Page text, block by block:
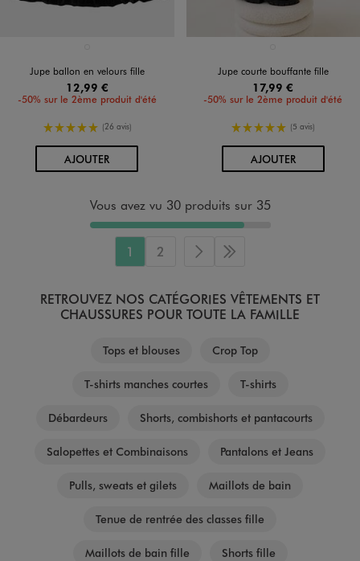
Jupe ballon en velours fille
12,99 €
-50% sur le 2ème produit d'été
5/5 de moyenne
(26 avis)
AJOUTERAU PANIER
Jupe courte bouffante fille
17,99 €
-50% sur le 2ème produit d'été
5/5 de moyenne
(5 avis)
AJOUTERAU PANIER
Vous avez vu 30 produits sur 35
1 2 Page suivante
Dernière page
RETROUVEZ NOS CATÉGORIES VÊTEMENTS ET
CHAUSSURES POUR TOUTE LA FAMILLE
Tops et blouses Crop Top
T-shirts manches courtes T-shirts
Débardeurs Shorts, combishorts et pantacourts
Salopettes et Combinaisons Pantalons et Jeans
Pulls, sweats et gilets Maillots de bain
Tenue de rentrée des classes fille
Maillots de bain fille Shorts fille